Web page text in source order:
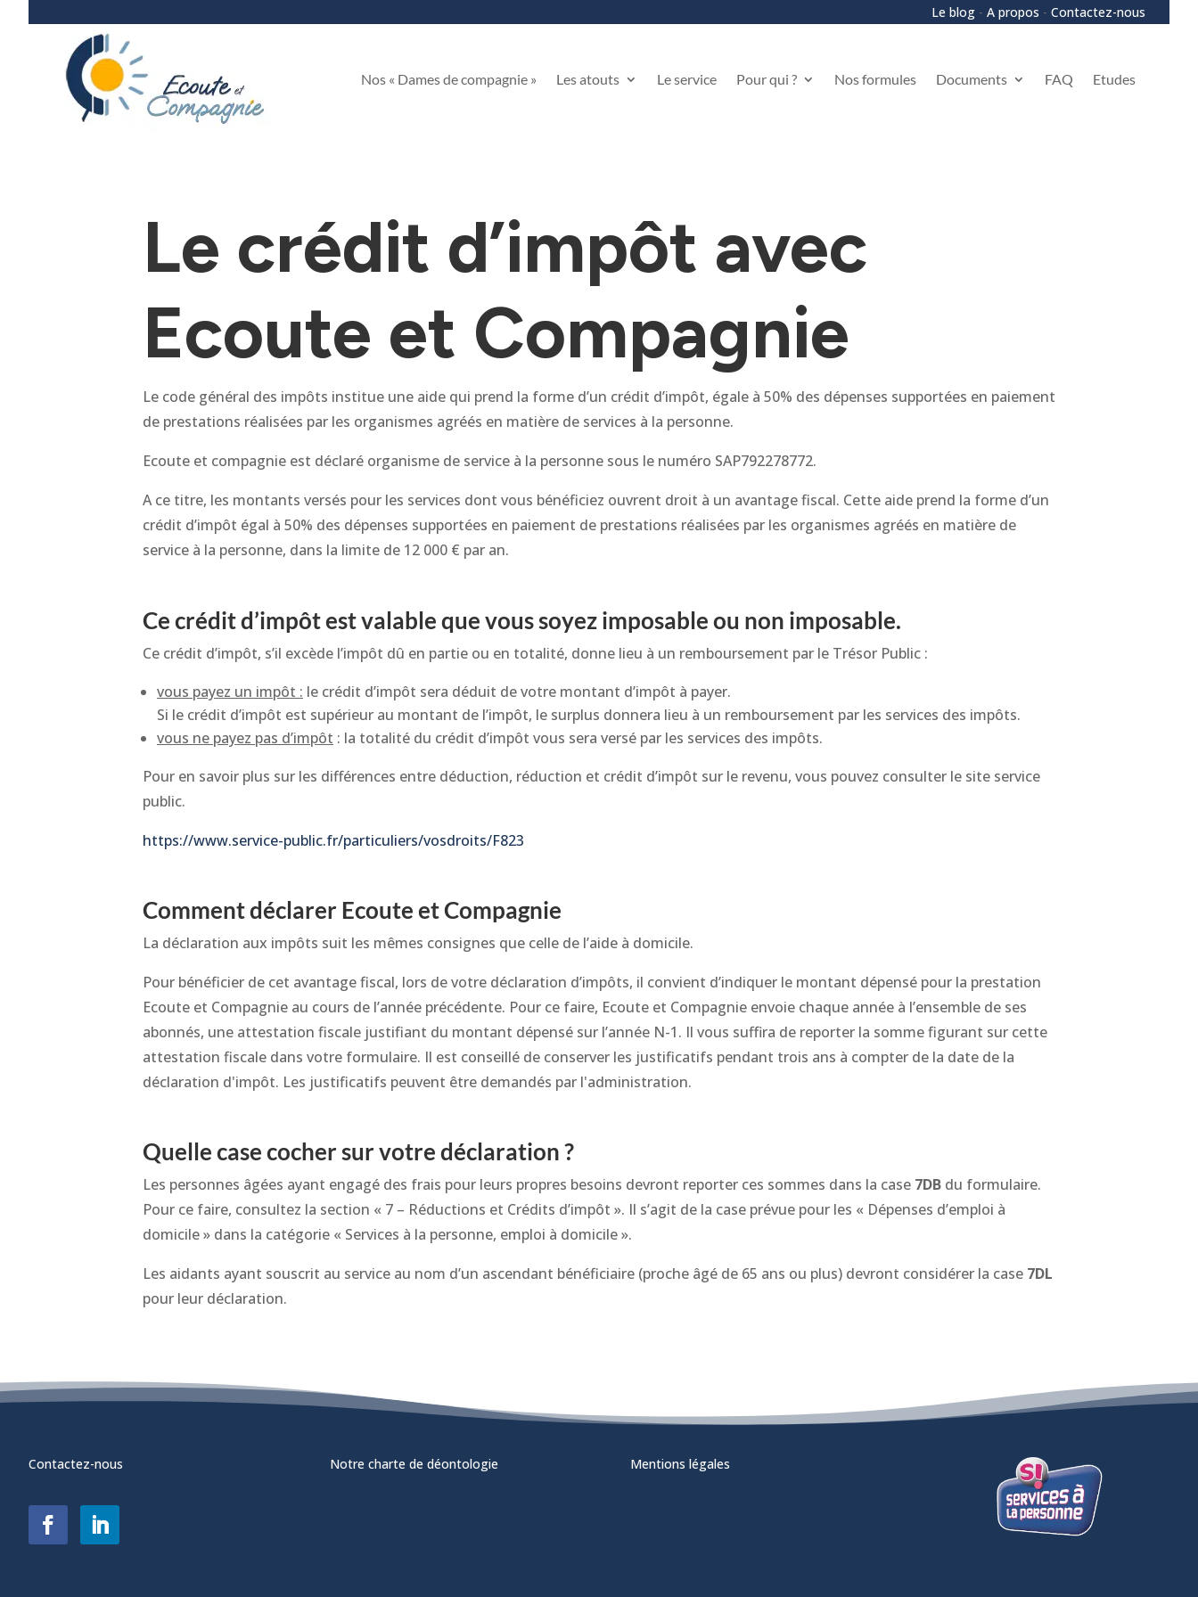
Le blog -A propos -Contactez-nous
Nos « Dames de compagnie » Les atouts Le service Pour qui ? Nos formules Documents FAQ Etudes
Le crédit d’impôt avec
Ecoute et Compagnie
Le code général des impôts institue une aide qui prend la forme d’un crédit d’impôt, égale à 50% des dépenses supportées en paiement
de prestations réalisées par les organismes agréés en matière de services à la personne.
Ecoute et compagnie est déclaré organisme de service à la personne sous le numéro SAP792278772.
A ce titre, les montants versés pour les services dont vous bénéficiez ouvrent droit à un avantage fiscal. Cette aide prend la forme d’un
crédit d’impôt égal à 50% des dépenses supportées en paiement de prestations réalisées par les organismes agréés en matière de
service à la personne, dans la limite de 12 000 € par an.
Ce crédit d’impôt est valable que vous soyez imposable ou non imposable.
Ce crédit d’impôt, s’il excède l’impôt dû en partie ou en totalité, donne lieu à un remboursement par le Trésor Public :
vous payez un impôt : le crédit d’impôt sera déduit de votre montant d’impôt à payer.
Si le crédit d’impôt est supérieur au montant de l’impôt, le surplus donnera lieu à un remboursement par les services des impôts.
vous ne payez pas d’impôt : la totalité du crédit d’impôt vous sera versé par les services des impôts.
Pour en savoir plus sur les différences entre déduction, réduction et crédit d’impôt sur le revenu, vous pouvez consulter le site service
public.
https://www.service-public.fr/particuliers/vosdroits/F823
Comment déclarer Ecoute et Compagnie
La déclaration aux impôts suit les mêmes consignes que celle de l’aide à domicile.
Pour bénéficier de cet avantage fiscal, lors de votre déclaration d’impôts, il convient d’indiquer le montant dépensé pour la prestation
Ecoute et Compagnie au cours de l’année précédente. Pour ce faire, Ecoute et Compagnie envoie chaque année à l’ensemble de ses
abonnés, une attestation fiscale justifiant du montant dépensé sur l’année N-1. Il vous suffira de reporter la somme figurant sur cette
attestation fiscale dans votre formulaire. Il est conseillé de conserver les justificatifs pendant trois ans à compter de la date de la
déclaration d'impôt. Les justificatifs peuvent être demandés par l'administration.
Quelle case cocher sur votre déclaration ?
Les personnes âgées ayant engagé des frais pour leurs propres besoins devront reporter ces sommes dans la case 7DB du formulaire.
Pour ce faire, consultez la section « 7 – Réductions et Crédits d’impôt ». Il s’agit de la case prévue pour les « Dépenses d’emploi à
domicile » dans la catégorie « Services à la personne, emploi à domicile ».
Les aidants ayant souscrit au service au nom d’un ascendant bénéficiaire (proche âgé de 65 ans ou plus) devront considérer la case 7DL
pour leur déclaration.
Contactez-nous Notre charte de déontologie Mentions légales